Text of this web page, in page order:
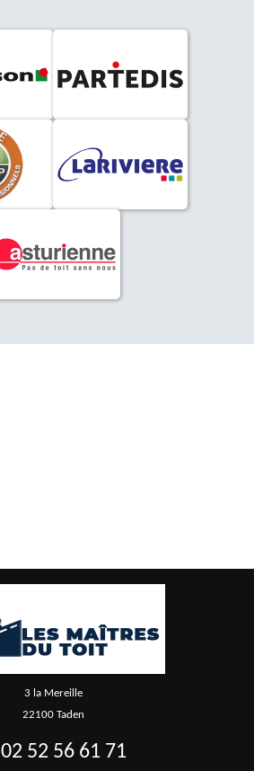
3 la Mereille
22100 Taden
02 52 56 61 71